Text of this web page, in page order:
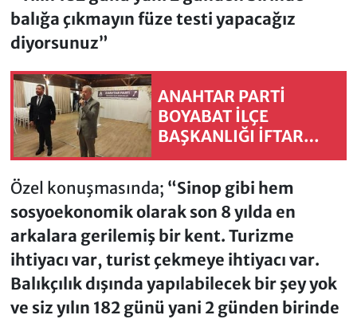
balığa çıkmayın füze testi yapacağız
diyorsunuz”
ANAHTAR PARTİ
BOYABAT İLÇE
BAŞKANLIĞI İFTAR
PROGRAMI
DÜZENLEDİ
Özel konuşmasında; “Sinop gibi hem
sosyoekonomik olarak son 8 yılda en
arkalara gerilemiş bir kent. Turizme
ihtiyacı var, turist çekmeye ihtiyacı var.
Balıkçılık dışında yapılabilecek bir şey yok
ve siz yılın 182 günü yani 2 günden birinde